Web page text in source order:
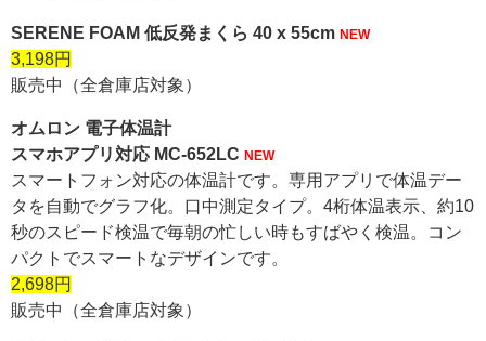
SERENE FOAM 低反発まくら 40 x 55cm NEW
3,198円
販売中（全倉庫店対象）
オムロン 電子体温計
スマホアプリ対応 MC-652LC NEW
スマートフォン対応の体温計です。専用アプリで体温デー
タを自動でグラフ化。口中測定タイプ。4桁体温表示、約10
秒のスピード検温で毎朝の忙しい時もすばやく検温。コン
パクトでスマートなデザインです。
2,698円
販売中（全倉庫店対象）